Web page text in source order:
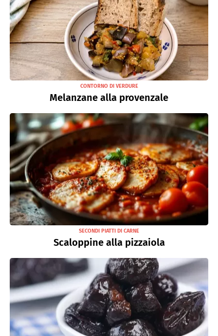
CONTORNO DI VERDURE
Melanzane alla provenzale
SECONDI PIATTI DI CARNE
Scaloppine alla pizzaiola